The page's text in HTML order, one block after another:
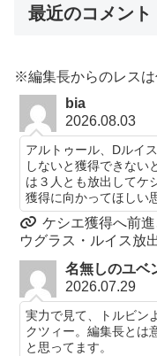
最近のコメント
※編集長からのレスは
bia
2026.08.03
アルトゥール、Dルイ
しないと獲得できない
は３人とも放出してケ
獲得に向かってほしい
ケシエ獲得へ前
ウグラス・ルイス放
名無しのユベ
2026.07.29
実力で見て、トルビン
クツィー。編集長とは
と思ってます。